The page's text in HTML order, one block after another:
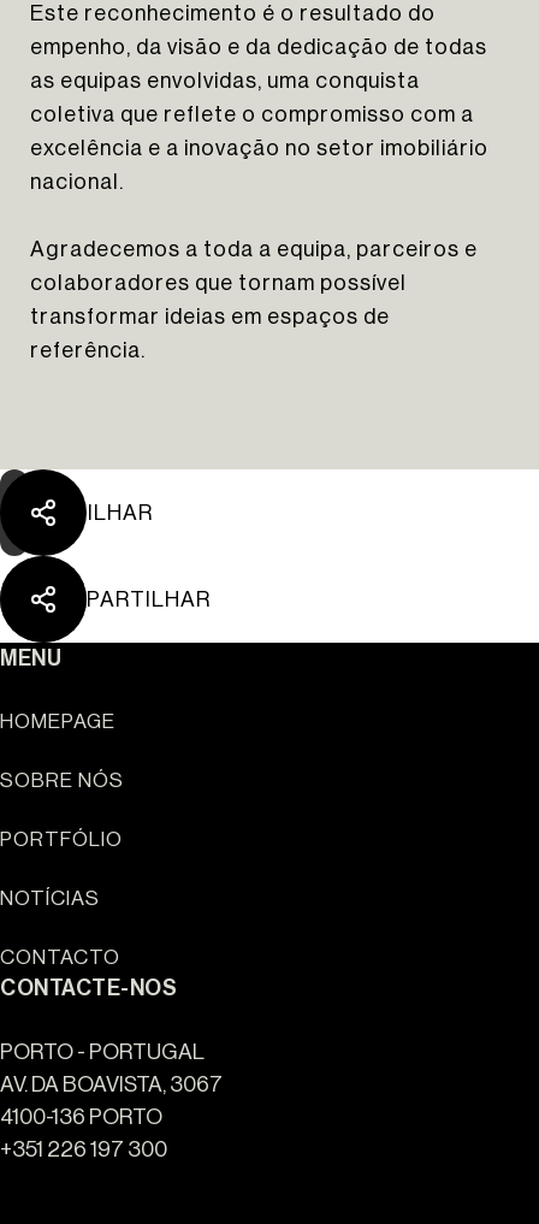
The Yard Tagus
Sun Cliffs Resort
Este reconhecimento é o resultado do
empenho, da visão e da dedicação de todas
as equipas envolvidas, uma conquista
coletiva que reflete o compromisso com a
excelência e a inovação no setor imobiliário
nacional.
Agradecemos a toda a equipa, parceiros e
colaboradores que tornam possível
transformar ideias em espaços de
referência.
PARTILHAR
PARTILHAR
MENU
HOMEPAGE
SOBRE NÓS
PORTFÓLIO
NOTÍCIAS
CONTACTO
CONTACTE-NOS
PORTO - PORTUGAL
AV. DA BOAVISTA, 3067
4100-136 PORTO
+351 226 197 300